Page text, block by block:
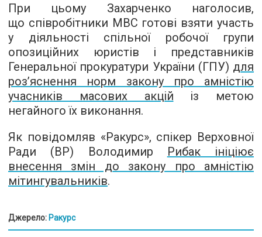
При цьому Захарченко наголосив,
що співробітники МВС готові взяти участь
у діяльності спільної робочої групи
опозиційних юристів і представників
Генеральної прокуратури України (ГПУ) для
роз’яснення норм закону про амністію
учасників масових акцій із метою
негайного їх виконання.
Як повідомляв «Ракурс», спікер Верховної
Ради (ВР) Володимир Рибак ініціює
внесення змін до закону про амністію
мітингувальників.
Джерело: Ракурс